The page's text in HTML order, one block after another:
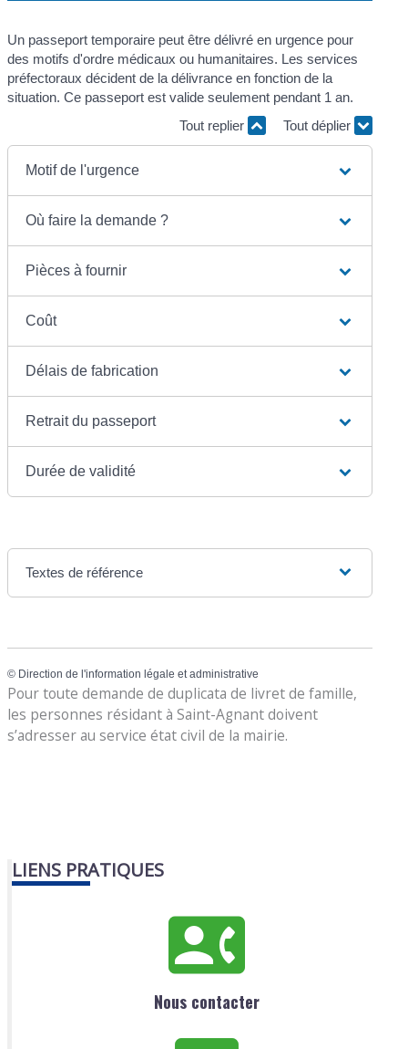
Un passeport temporaire peut être délivré en urgence pour
des motifs d'ordre médicaux ou humanitaires. Les services
préfectoraux décident de la délivrance en fonction de la
situation. Ce passeport est valide seulement pendant 1 an.
Tout replier
Tout déplier
Motif de l'urgence
Où faire la demande ?
Pièces à fournir
Coût
Délais de fabrication
Retrait du passeport
Durée de validité
Textes de référence
© Direction de l'information légale et administrative
Pour toute demande de duplicata de livret de famille,
les personnes résidant à Saint-Agnant doivent
s’adresser au service état civil de la mairie.
LIENS PRATIQUES
Nous contacter